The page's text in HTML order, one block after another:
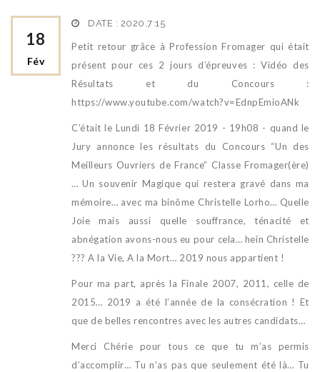
18
Fév
DATE : 2020,7:15
Petit retour grâce à Profession Fromager qui était
présent pour ces 2 jours d’épreuves :Vidéo des
Résultats et du Concours :
https://www.youtube.com/watch?v=EdnpEmioANk
C’était le Lundi 18 Février 2019 - 19h08 - quand le
Jury annonce les résultats du Concours “Un des
Meilleurs Ouvriers de France” Classe Fromager(ère)
… Un souvenir Magique qui restera gravé dans ma
mémoire… avec ma binôme Christelle Lorho… Quelle
Joie mais aussi quelle souffrance, ténacité et
abnégation avons-nous eu pour cela… hein Christelle
??? A la Vie, A la Mort… 2019 nous appartient !
Pour ma part, après la Finale 2007, 2011, celle de
2015… 2019 a été l’année de la consécration ! Et
que de belles rencontres avec les autres candidats…
Merci Chérie pour tous ce que tu m’as permis
d’accomplir… Tu n’as pas que seulement été là… Tu